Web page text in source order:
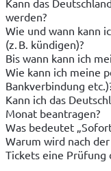
werden?
Wie und wann kann
(z. B. kündigen)?
Bis wann kann ich
Wie kann ich meine
Bankverbindung
Kann ich das
Monat beantragen?
Was bedeutet
Warum wird nach
Tickets eine Prüfung